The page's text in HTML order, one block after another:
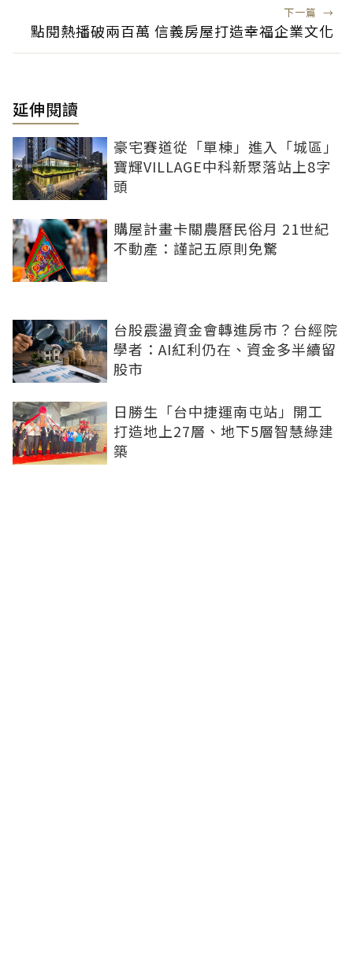
下一篇 →
點閱熱播破兩百萬 信義房屋打造幸福企業文化
延伸閱讀
豪宅賽道從「單棟」進入「城區」
寶輝VILLAGE中科新聚落站上8字
頭
購屋計畫卡關農曆民俗月 21世紀
不動產：謹記五原則免驚
台股震盪資金會轉進房市？台經院
學者：AI紅利仍在、資金多半續留
股市
日勝生「台中捷運南屯站」開工
打造地上27層、地下5層智慧綠建
築